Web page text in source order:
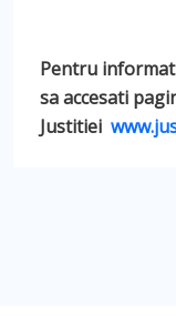
Pentru
sa accesati
Justitiei